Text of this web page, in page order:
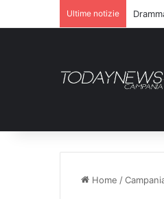
Ultime notizie
Home /